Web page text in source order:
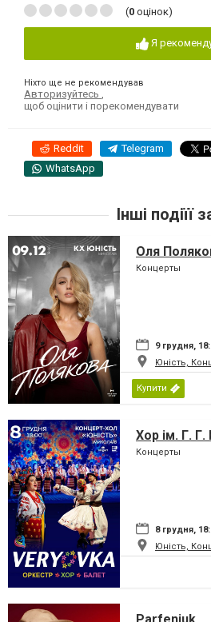
(0 оцінок)
Я
Ніхто ще не рекомендував
Авторизуйтесь
щоб оцінити і порекомендувати
Reddit Telegram
WhatsApp
Інші подіїї
Оля
Концерты
9 грудня,
Юність,
Купити
Хор ім. Г.
Концерты
8 грудня,
Юність,
Parfeniuk